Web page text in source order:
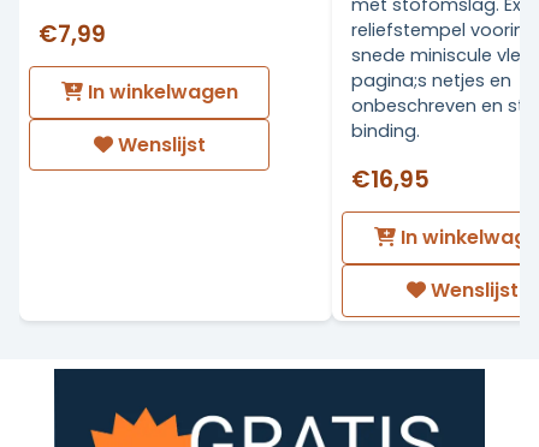
€7,99
In winkelwagen
Wenslijst
met stofomslag. Ex
reliefstempel voorin.
snede miniscule
pagina;s netjes en
onbeschreven en
binding.
€16,95
In
Wenslijst